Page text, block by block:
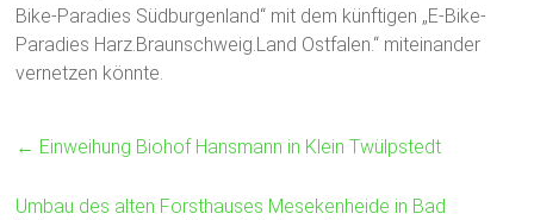
Bike-Paradies Südburgenland“ mit dem künftigen „E-Bike-
Paradies Harz.Braunschweig.Land Ostfalen.“ miteinander
vernetzen könnte.
← Einweihung Biohof Hansmann in Klein Twülpstedt
Umbau des alten Forsthauses Mesekenheide in Bad